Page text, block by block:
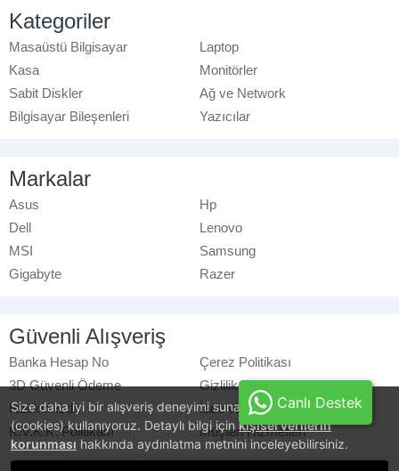
Size daha iyi bir alışveriş deneyimi sunabilmek için, çerezler
(cookies) kullanıyoruz. Detaylı bilgi için kişisel verilerin
korunması hakkında aydınlatma metnini inceleyebilirsiniz.
Kategoriler
Masaüstü Bilgisayar
Laptop
Kasa
Monitörler
Sabit Diskler
Ağ ve Network
Bilgisayar Bileşenleri
Yazıcılar
Markalar
Asus
Hp
Dell
Lenovo
MSI
Samsung
Gigabyte
Razer
Güvenli Alışveriş
Banka Hesap No
Çerez Politikası
3D Güvenli Ödeme
Gizlilik Politikası
Hakkımızda
İade ve Değişim
K.V.K.K. Politikası
Müşteri Hizmetleri
Canlı Destek